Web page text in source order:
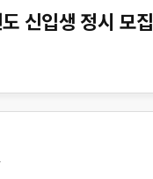
신입생 정시 모집